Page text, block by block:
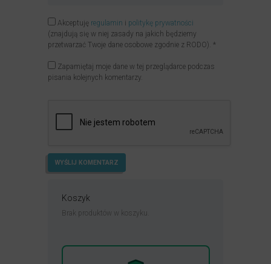
Akceptuję regulamin i politykę prywatności
(znajdują się w niej zasady na jakich będziemy
przetwarzać Twoje dane osobowe zgodnie z RODO). *
Zapamiętaj moje dane w tej przeglądarce podczas
pisania kolejnych komentarzy.
Koszyk
Brak produktów w koszyku.